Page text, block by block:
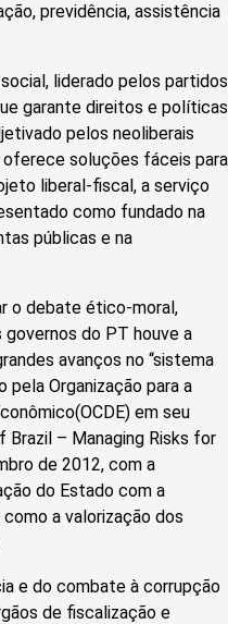
previdência, assistência
liderado pelos partidos
garante direitos e políticas
pelos neoliberais
soluções fáceis para
liberal-fiscal, a serviço
como fundado na
públicas e na
o debate ético-moral,
do PT houve a
avanços no “sistema
pela Organização para a
em seu
– Managing Risks for
de 2012, com a
do Estado com a
a valorização dos
e do combate à corrupção
de fiscalização e